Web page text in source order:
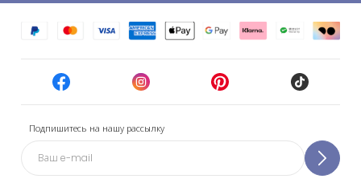
Подпишитесь на нашу рассылку